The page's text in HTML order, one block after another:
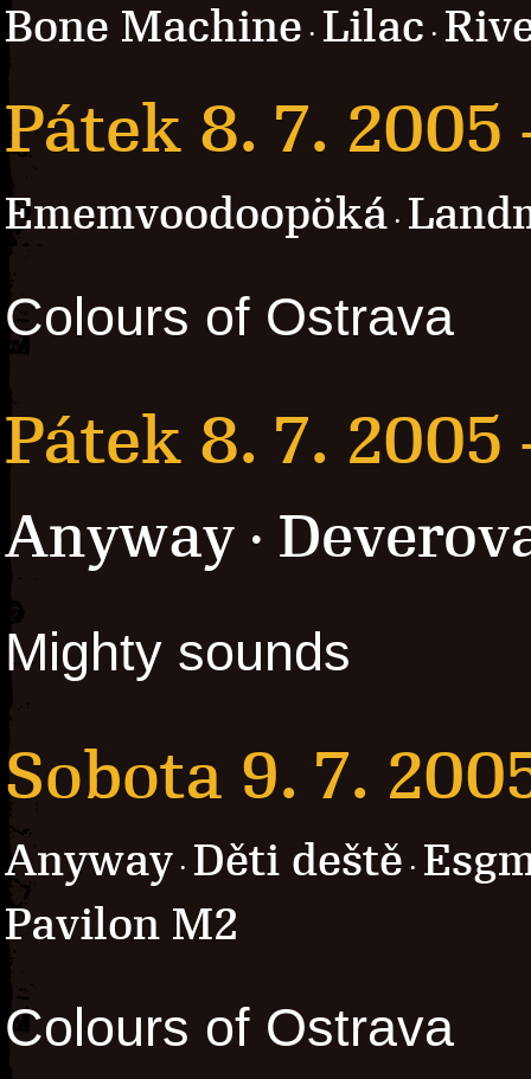
Bone Machine · Lilac ·
Pátek 8. 7. 2005
Ememvoodoopöká ·
Colours of Ostrava
Pátek 8. 7. 2005
Anyway ·
Mighty sounds
Sobota 9. 7.
Anyway · Děti deště ·
Pavilon M2
Colours of Ostrava